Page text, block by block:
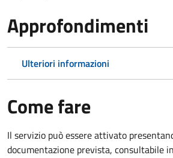
Approfondimenti
Ulteriori informazioni
Come fare
Il servizio può essere attivato
documentazione prevista, consultabile